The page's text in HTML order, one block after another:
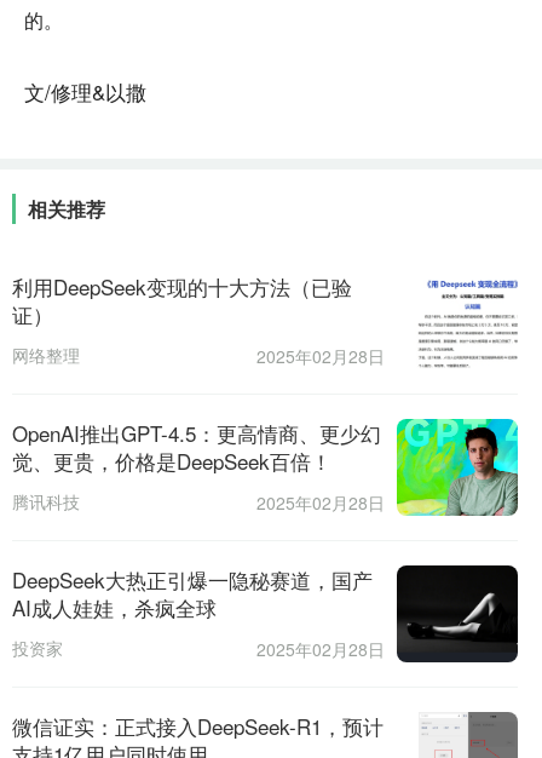
的。
文/修理&以撒
相关推荐
利用DeepSeek变现的十大方法（已验
证）
网络整理 2025年02月28日
OpenAI推出GPT-4.5：更高情商、更少幻
觉、更贵，价格是DeepSeek百倍！
腾讯科技 2025年02月28日
DeepSeek大热正引爆一隐秘赛道，国产
AI成人娃娃，杀疯全球
投资家 2025年02月28日
微信证实：正式接入DeepSeek-R1，预计